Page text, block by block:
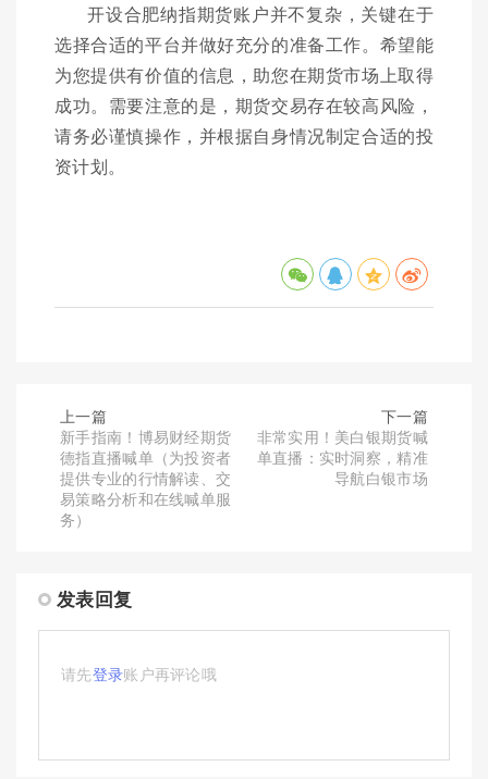
开设合肥纳指期货账户并不复杂，关键在于
选择合适的平台并做好充分的准备工作。希望能
为您提供有价值的信息，助您在期货市场上取得
成功。需要注意的是，期货交易存在较高风险，
请务必谨慎操作，并根据自身情况制定合适的投
资计划。
上一篇
新手指南！博易财经期货
德指直播喊单（为投资者
提供专业的行情解读、交
易策略分析和在线喊单服
务）
下一篇
非常实用！美白银期货喊
单直播：实时洞察，精准
导航白银市场
发表回复
请先登录账户再评论哦